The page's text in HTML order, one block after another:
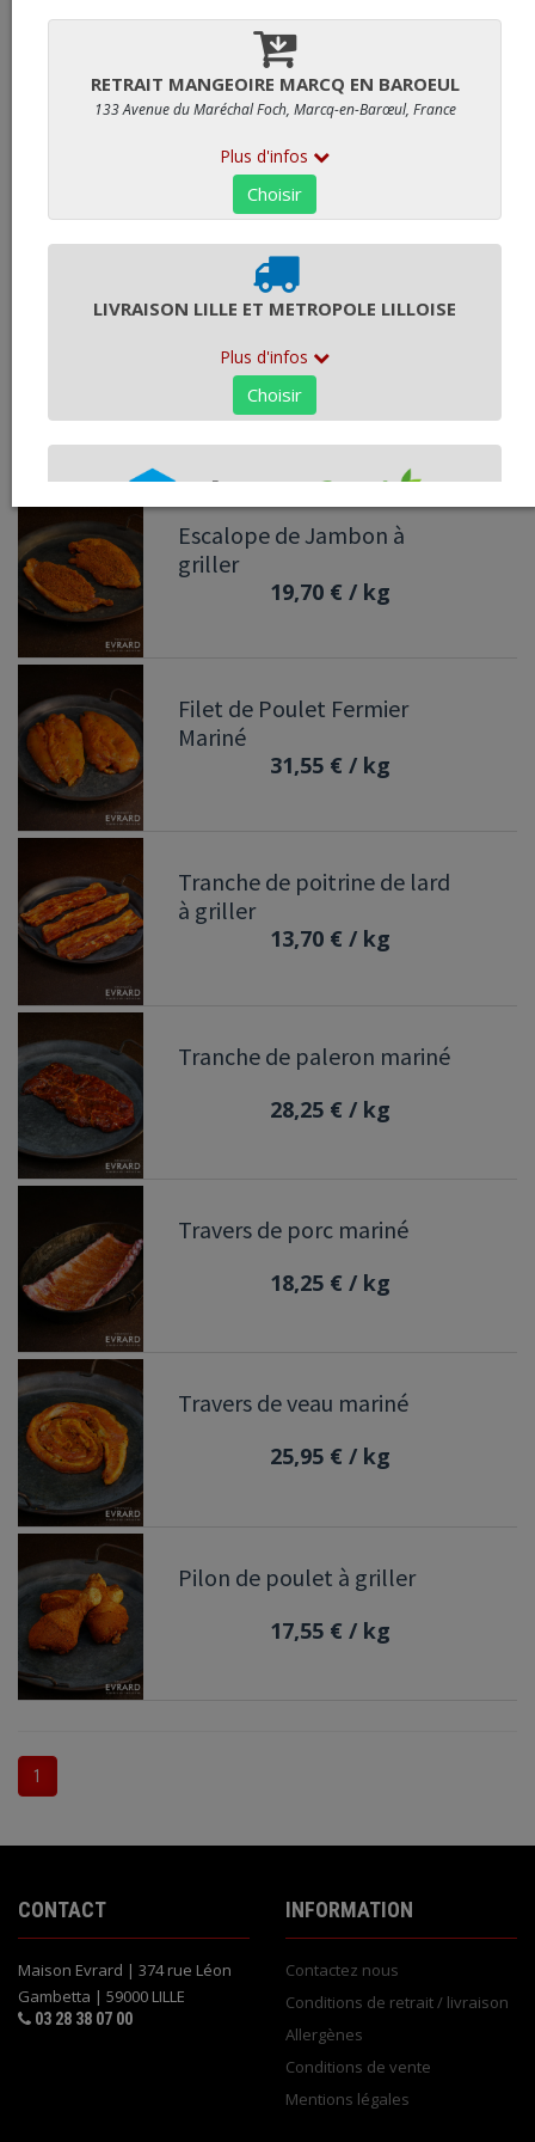
articles
Tranche de gigot du Quercy
avec os marinée
40,70 €/ kg
Côte de porc méxicaine
17,55 €/ kg
Escalope de Jambon à
griller
19,70 € / kg
Filet de Poulet Fermier
Mariné
31,55 € / kg
Tranche de poitrine de lard
à griller
13,70 € / kg
Tranche de paleron mariné
28,25 € / kg
Travers de porc mariné
18,25 € / kg
Travers de veau mariné
25,95 € / kg
Pilon de poulet à griller
17,55 € / kg
1
CONTACT
Maison Evrard | 374 rue Léon
Gambetta | 59000 LILLE
03 28 38 07 00
INFORMATION
Contactez nous
Conditions de retrait / livraison
Allergènes
Conditions de vente
Mentions légales